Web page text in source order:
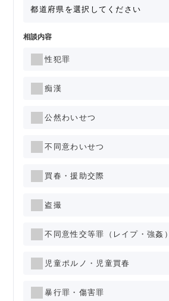
相談内容
性犯罪
痴漢
公然わいせつ
不同意わいせつ
買春・援助交際
盗撮
不同意性交等罪（レイプ・強姦）
児童ポルノ・児童買春
暴行罪・傷害罪